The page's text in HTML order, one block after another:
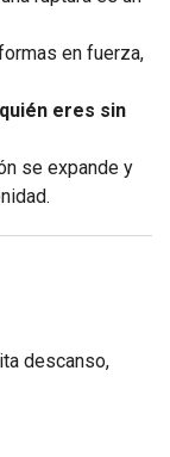
en fuerza,
eres sin
se expande y
descanso,